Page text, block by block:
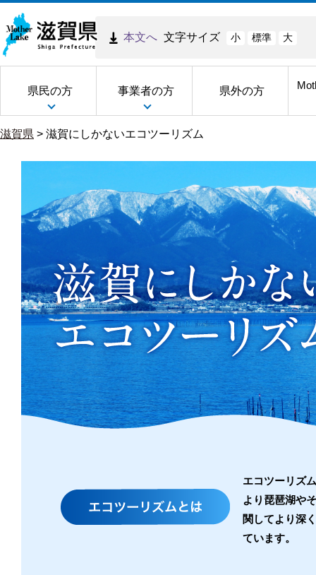
本文へ 文字サイズ 小 標準 大
県民の方 事業者の方 県外の方
滋賀県 > 滋賀にしかないエコツーリズム
賀
に
し
か
な
い
エ
コ
エコツーリズ
より琵琶湖や
関してより深
ています。